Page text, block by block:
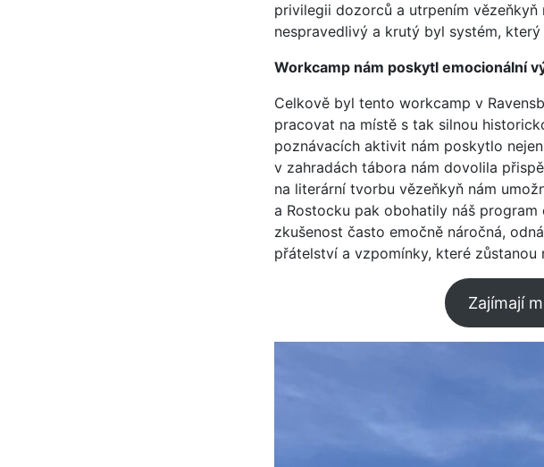
privilegii dozorců a utrpením
nespravedlivý a krutý byl systém,
Workcamp nám poskytl emocionální
Celkově byl tento workcamp v
pracovat na místě s tak silnou
poznávacích aktivit nám poskytlo
v zahradách tábora nám dovolila
na literární tvorbu vězeňkyň nám
a Rostocku pak obohatily náš
zkušenost často emočně náročná,
přátelství a vzpomínky, které zůstanou
Zajímají